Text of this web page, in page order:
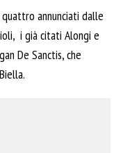
annunciati dalle
i già citati Alongi e
De Sanctis, che